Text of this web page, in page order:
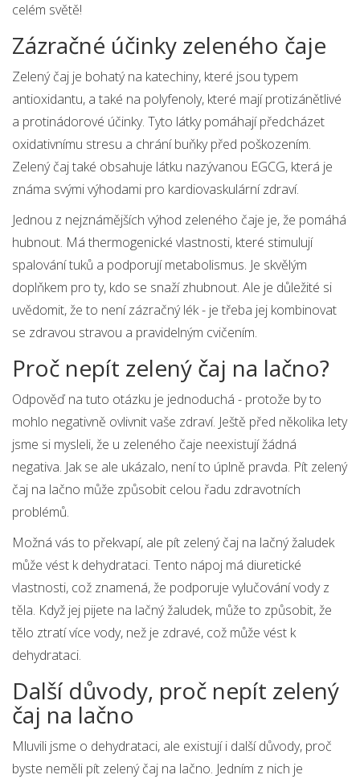
celém světě!
Zázračné účinky zeleného čaje
Zelený čaj je bohatý na katechiny, které jsou typem
antioxidantu, a také na polyfenoly, které mají protizánětlivé
a protinádorové účinky. Tyto látky pomáhají předcházet
oxidativnímu stresu a chrání buňky před poškozením.
Zelený čaj také obsahuje látku nazývanou EGCG, která je
známa svými výhodami pro kardiovaskulární zdraví.
Jednou z nejznámějších výhod zeleného čaje je, že pomáhá
hubnout. Má thermogenické vlastnosti, které stimulují
spalování tuků a podporují metabolismus. Je skvělým
doplňkem pro ty, kdo se snaží zhubnout. Ale je důležité si
uvědomit, že to není zázračný lék - je třeba jej kombinovat
se zdravou stravou a pravidelným cvičením.
Proč nepít zelený čaj na lačno?
Odpověď na tuto otázku je jednoduchá - protože by to
mohlo negativně ovlivnit vaše zdraví. Ještě před několika lety
jsme si mysleli, že u zeleného čaje neexistují žádná
negativa. Jak se ale ukázalo, není to úplně pravda. Pít zelený
čaj na lačno může způsobit celou řadu zdravotních
problémů.
Možná vás to překvapí, ale pít zelený čaj na lačný žaludek
může vést k dehydrataci. Tento nápoj má diuretické
vlastnosti, což znamená, že podporuje vylučování vody z
těla. Když jej pijete na lačný žaludek, může to způsobit, že
tělo ztratí více vody, než je zdravé, což může vést k
dehydrataci.
Další důvody, proč nepít zelený
čaj na lačno
Mluvili jsme o dehydrataci, ale existují i další důvody, proč
byste neměli pít zelený čaj na lačno. Jedním z nich je